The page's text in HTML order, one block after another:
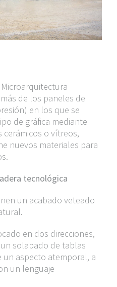
de los paneles de
en los que se
de gráfica mediante
cerámicos o vítreos,
nuevos materiales para
tecnológica
un acabado veteado
en dos direcciones,
solapado de tablas
un aspecto atemporal, a
un lenguaje